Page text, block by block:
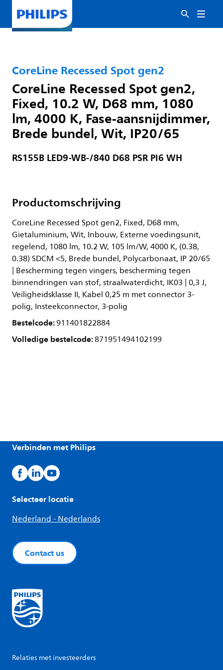
CoreLine Recessed Spot gen2
CoreLine Recessed Spot gen2,
Fixed, 10.2 W, D68 mm, 1080
lm, 4000 K, Fase-aansnijdimmer,
Brede bundel, Wit, IP20/65
RS155B LED9-WB-/840 D68 PSR PI6 WH
Productomschrijving
CoreLine Recessed Spot gen2, Fixed, D68 mm,
Gietaluminium, Wit, Inbouw, Externe voedingsunit,
regelend, 1080 lm, 10.2 W, 105 lm/W, 4000 K, (0.38,
0.38) SDCM <5, Brede bundel, Polycarbonaat, IP 20/65
| Bescherming tegen vingers, bescherming tegen
binnendringen van stof, straalwaterdicht, IK03 | 0,3 J,
Veiligheidsklasse II, Kabel 0,25 m met connector 3-
polig, Insteekconnector, 3-polig
Bestelcode:911401822884
Volledige bestelcode:871951494102199
Verbinden met Philips
Selecteer locatie
Nederland - Nederlands
Contact us
Relaties met investeerders